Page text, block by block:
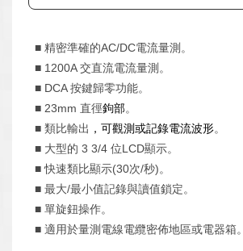
■ 精密準確的AC/DC電流量測。
■ 1200A 交直流電流量測。
■ DCA 按鍵歸零功能。
■ 23mm 直徑鉤部。
■ 類比輸出 ，可觀測或記錄電流波形。
■ 大型的 3 3/4 位LCD顯示。
■快速類比顯示(30次/秒)。
■ 最大/最小值記錄與讀值鎖定。
■ 單旋鈕操作。
■ 適用於量測電線電纜密佈地區或電器箱。